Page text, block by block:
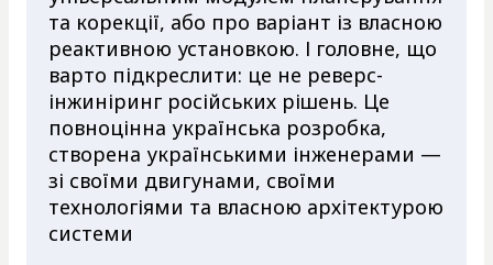
та корекції, або про варіант із власною
реактивною установкою. І головне, що
варто підкреслити: це не реверс-
інжиніринг російських рішень. Це
повноцінна українська розробка,
створена українськими інженерами —
зі своїми двигунами, своїми
технологіями та власною архітектурою
системи